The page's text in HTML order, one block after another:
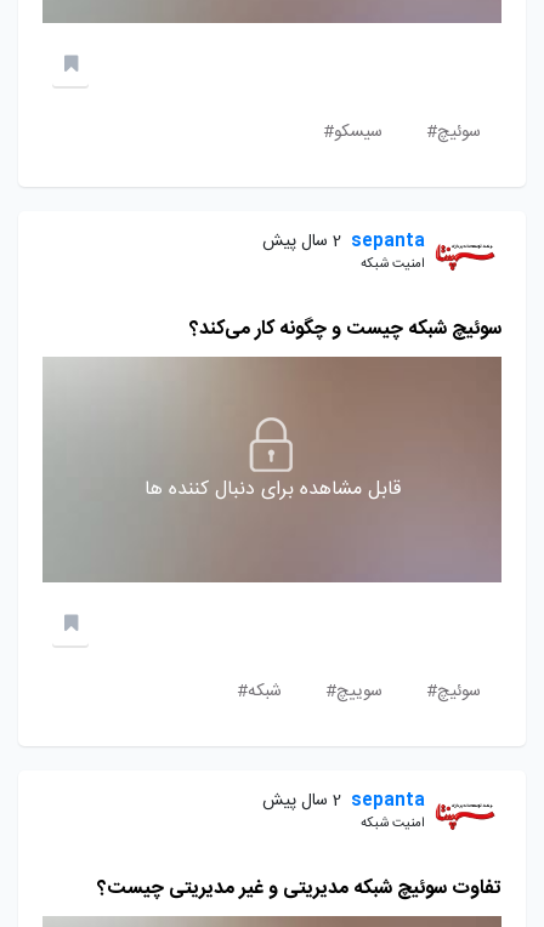
سوئیچ# سیسکو#
sepanta 2 سال پیش
امنیت شبکه
سوئیچ شبکه چیست و چگونه کار می‌کند؟
قابل مشاهده برای دنبال کننده ها
سوئیچ# سوییچ# شبکه#
sepanta 2 سال پیش
امنیت شبکه
تفاوت سوئیچ شبکه مدیریتی و غیر مدیریتی چیست؟